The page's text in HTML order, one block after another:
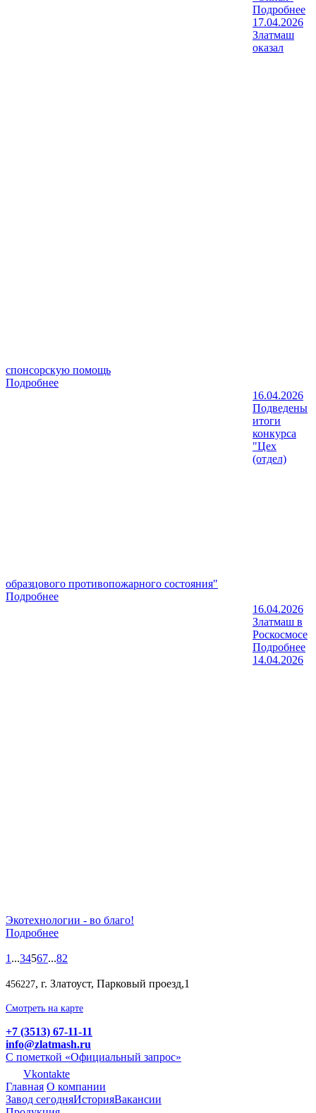
Подробнее
17.04.2026
Златмаш
оказал
спонсорскую помощь
Подробнее
16.04.2026
Подведены
итоги
конкурса
"Цех
(отдел)
образцового противопожарного состояния"
Подробнее
16.04.2026
Златмаш в
Роскосмосе
Подробнее
14.04.2026
Экотехнологии - во благо!
Подробнее
1 ...34567...82
456227, г. Златоуст, Парковый проезд,1
Смотреть на карте
+7 (3513) 67-11-11
info@zlatmash.ru
С пометкой «Официальный запрос»
Vkontakte
Главная О компании
Завод сегодняИсторияВакансии